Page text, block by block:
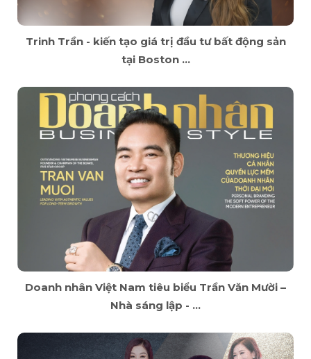
Trinh Trần - kiến tạo giá trị đầu tư bất động sản
tại Boston ...
Doanh nhân Việt Nam tiêu biểu Trần Văn Mười –
Nhà sáng lập - ...